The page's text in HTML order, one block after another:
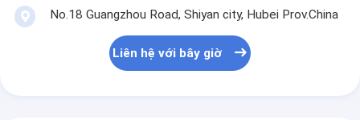
No.18 Guangzhou Road, Shiyan city, Hubei Prov.China
Liên hệ với bây giờ